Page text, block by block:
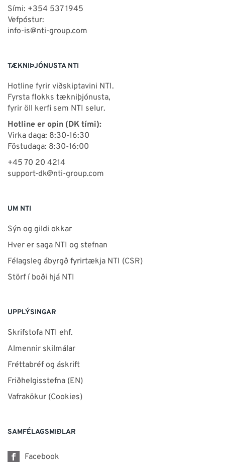
Sími: +354 537 1945
Vefpóstur:
info-is@nti-group.com
TÆKNIÞJÓNUSTA NTI
Hotline fyrir viðskiptavini NTI.
Fyrsta flokks tækniþjónusta,
fyrir öll kerfi sem NTI selur.
Hotline er opin (DK tími):
Virka daga: 8:30-16:30
Föstudaga: 8:30-16:00
+45 70 20 4214
support-dk@nti-group.com
UM NTI
Sýn og gildi okkar
Hver er saga NTI og stefnan
Félagsleg ábyrgð fyrirtækja NTI (CSR)
Störf í boði hjá NTI
UPPLÝSINGAR
Skrifstofa NTI ehf.
Almennir skilmálar
Fréttabréf og áskrift
Friðhelgisstefna (EN)
Vafrakökur (Cookies)
SAMFÉLAGSMIÐLAR
Facebook